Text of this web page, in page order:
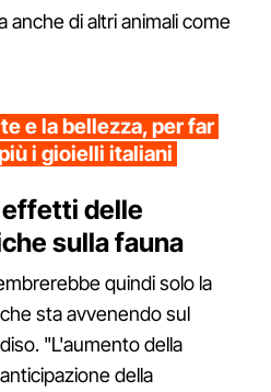
anche di altri animali come
e la bellezza, per far
i gioielli italiani
effetti delle
sulla fauna
quindi solo la
sta avvenendo sul
"L'aumento della
della